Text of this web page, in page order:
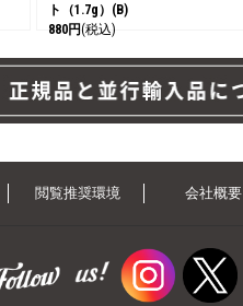
ト（1.7g）(B)
880円(税込)
閲覧推奨環境 会社概要